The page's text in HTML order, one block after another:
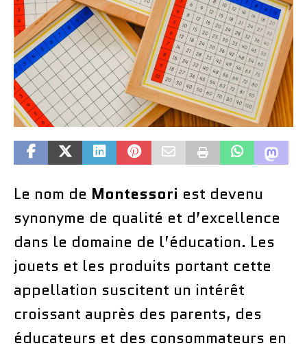
Le nom de Montessori est devenu
synonyme de qualité et d’excellence
dans le domaine de l’éducation. Les
jouets et les produits portant cette
appellation suscitent un intérêt
croissant auprès des parents, des
éducateurs et des consommateurs en